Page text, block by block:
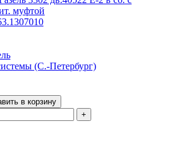
муфтой
(С.-Петербург)
в корзину
+